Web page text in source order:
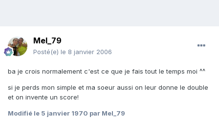
Mel_79
Posté(e) le 8 janvier 2006
ba je crois normalement c'est ce que je fais tout le temps moi ^^
si je perds mon simple et ma soeur aussi on leur donne le double
et on invente un score!
Modifié le 5 janvier 1970 par Mel_79